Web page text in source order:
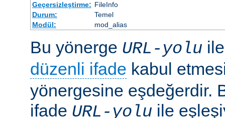
Geçersizleştirme: FileInfo
Durum:
Temel
Modül:
mod_alias
Bu yönerge URL-yolu
düzenli ifade kabul
yönergesine eşdeğerdir.
ifade URL-yolu ile